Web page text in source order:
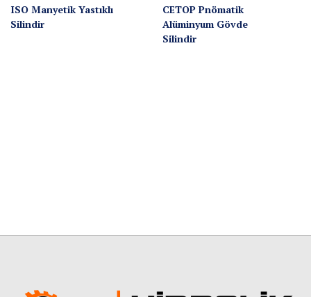
ISO Manyetik Yastıklı
Silindir
CETOP Pnömatik
Alüminyum Gövde
Silindir